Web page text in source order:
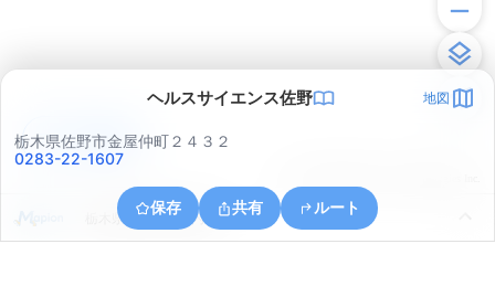
ヘルスサイエンス佐野 地図
栃木県佐野市金屋仲町２４３２
0283-22-1607
保存 共有 ルート
栃木県佐野市伊保内町
アプリで見る